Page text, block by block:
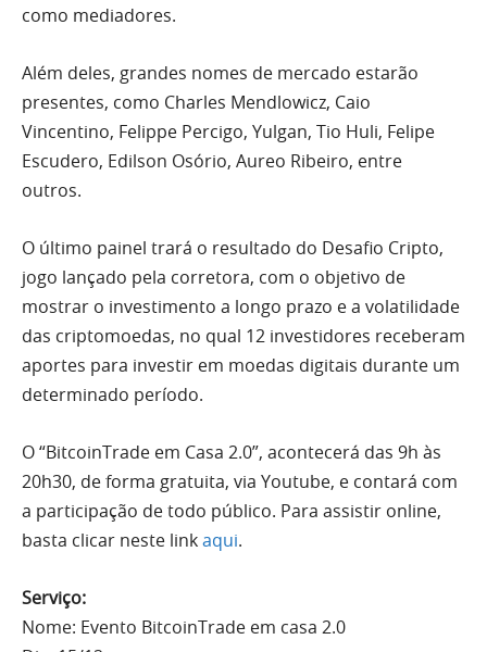
como mediadores.
Além deles, grandes nomes de mercado estarão
presentes, como Charles Mendlowicz, Caio
Vincentino, Felippe Percigo, Yulgan, Tio Huli, Felipe
Escudero, Edilson Osório, Aureo Ribeiro, entre
outros.
O último painel trará o resultado do Desafio Cripto,
jogo lançado pela corretora, com o objetivo de
mostrar o investimento a longo prazo e a volatilidade
das criptomoedas, no qual 12 investidores receberam
aportes para investir em moedas digitais durante um
determinado período.
O “BitcoinTrade em Casa 2.0”, acontecerá das 9h às
20h30, de forma gratuita, via Youtube, e contará com
a participação de todo público. Para assistir online,
basta clicar neste linkaqui.
Serviço:
Nome: Evento BitcoinTrade em casa 2.0